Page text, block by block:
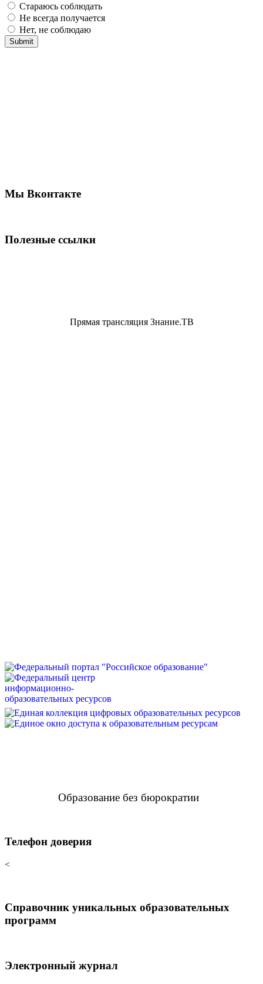
Стараюсь соблюдать
Не всегда получается
Нет, не соблюдаю
Мы Вконтакте
Полезные ссылки
Прямая трансляция Знание.ТВ
Образование без бюрократии
Телефон доверия
<
Справочник уникальных образовательных
программ
Электронный журнал